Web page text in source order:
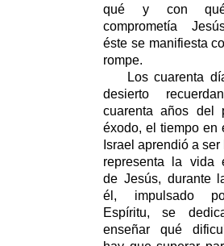
qué y con
comprometía
éste se manifiesta
rompe.
Los cuarenta
desierto
cuarenta años del
éxodo, el tiempo en
Israel aprendió a ser
representa la vida
de Jesús, durante
él, impulsado
Espíritu, se
enseñar qué